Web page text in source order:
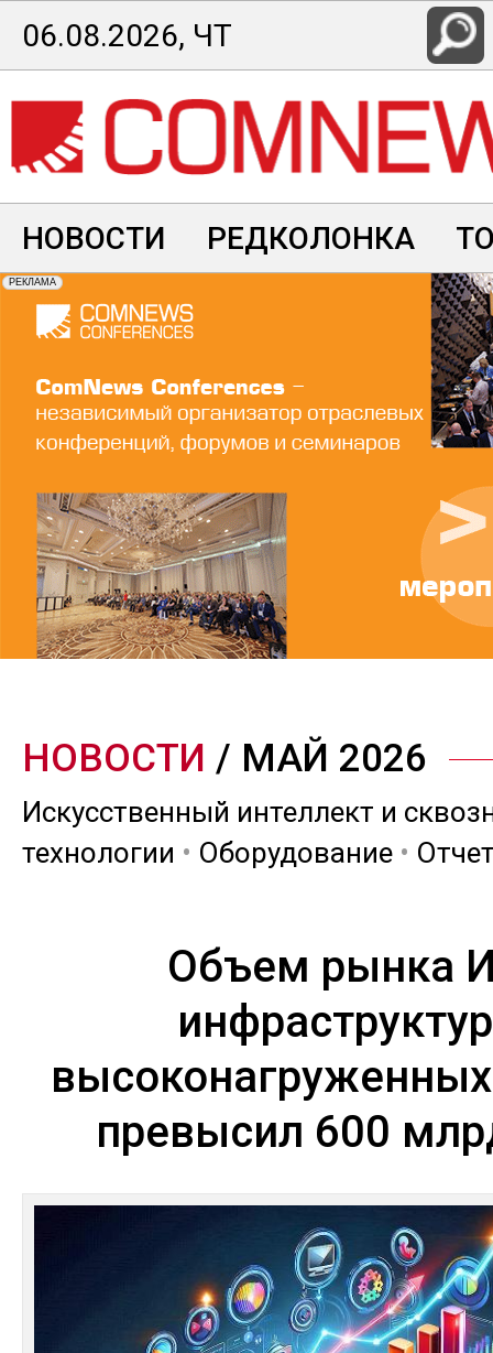
Перейти
к
основному
содержанию
06.08.2026, ЧТ
НОВОСТИ РЕДКОЛОНКА
НОВОСТИ / МАЙ 2026
Искусственный интеллект и
технологии • Оборудование •
Объем рынка
превысил 600